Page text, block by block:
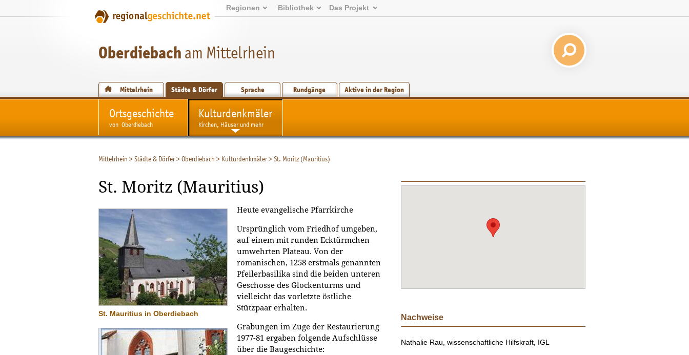
Regionen Bibliothek Das Projekt
Oberdiebach am Mittelrhein
Mittelrhein Städte & Dörfer Sprache Rundgänge Aktive in der Region
Ortsgeschichte
von Oberdiebach
Kulturdenkmäler
Kirchen, Häuser und mehr
Mittelrhein >Städte & Dörfer>Oberdiebach > Kulturdenkmäler>St. Moritz (Mauritius)
St. Moritz (Mauritius)
St. Mauritius in Oberdiebach
Heute evangelische Pfarrkirche
Ursprünglich vom Friedhof umgeben,
auf einem mit runden Ecktürmchen
umwehrten Plateau. Von der
romanischen, 1258 erstmals genannten
Pfeilerbasilika sind die beiden unteren
Geschosse des Glockenturms und
vielleicht das vorletzte östliche
Stützpaar erhalten.
Grabungen im Zuge der Restaurierung
1977-81 ergaben folgende Aufschlüsse
über die Baugeschichte:
Nachweise
Nathalie Rau, wissenschaftliche Hilfskraft, IGL